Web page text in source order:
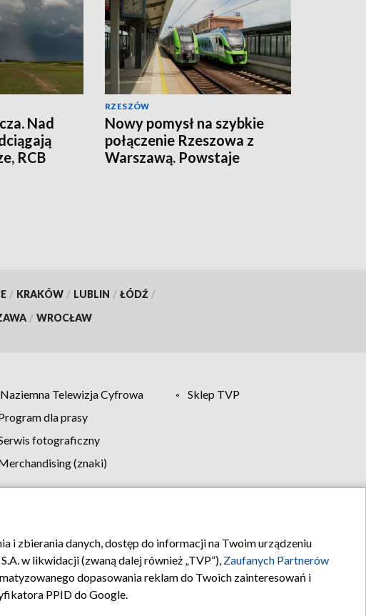
Nad
RCB
RZESZÓW
Nowy pomysł na szybkie
połączenie Rzeszowa z
Warszawą. Powstaje
/ KRAKÓW / LUBLIN / ŁÓDŹ /
/ WROCŁAW
Naziemna Telewizja Cyfrowa
Sklep TVP
dla prasy
fotograficzny
(znaki)
Biuro reklamy Kontakt
i zbierania danych, dostęp do informacji na Twoim urządzeniu
w likwidacji (zwaną dalej również „TVP”), Zaufanych Partnerów
dopasowania reklam do Twoich zainteresowań i
PPID do Google.